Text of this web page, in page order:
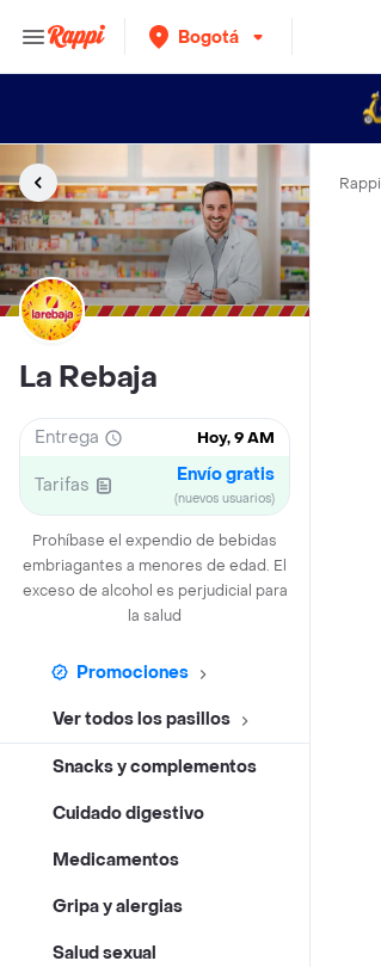
Bogotá
La Rebaja
Entrega Hoy, 9 AM
Tarifas Envío gratis
(nuevos usuarios)
Prohíbase el expendio de bebidas
embriagantes a menores de edad. El
exceso de alcohol es perjudicial para
la salud
Promociones
Ver todos los pasillos
Snacks y complementos
Cuidado digestivo
Medicamentos
Gripa y alergias
Salud sexual
Rappi